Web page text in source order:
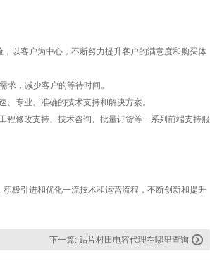
以客户为中心，不断努力提升客户的满意度和购买体
求，减少客户的等待时间。
、专业、准确的技术支持和解决方案。
程修改支持、技术咨询、批量订货等一系列前端支持服
极引进和优化一流技术和运营流程，不断创新和提升
下一篇: 贴片村田电容代理在哪里查询